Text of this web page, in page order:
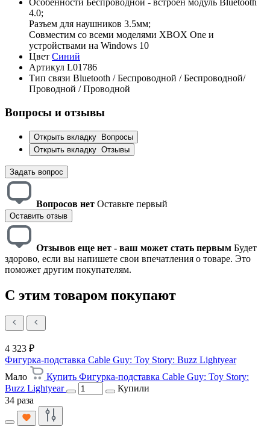
Особенности Беспроводной - встроен модуль Bluetooth
4.0;
Разъем для наушников 3.5мм;
Совместим со всеми моделями XBOX One и
устройствами на Windows 10
Цвет Синий
Артикул L01786
Тип связи Bluetooth / Беспроводной / Беспроводной/
Проводной / Проводной
Вопросы и отзывы
Открыть вкладку
Вопросы
Открыть вкладку Отзывы
Задать вопрос
Вопросов нет Оставьте первый
Оставить отзыв
Отзывов еще нет - ваш может стать первым Будет
здорово, если вы напишете свои впечатления о товаре. Это
поможет другим покупателям.
С этим товаром покупают
4 323 ₽
Фигурка-подставка Cable Guy: Toy Story: Buzz Lightyear
Мало
Купить Фигурка-подставка Cable Guy: Toy Story:
Buzz Lightyear
Купили
34 раза